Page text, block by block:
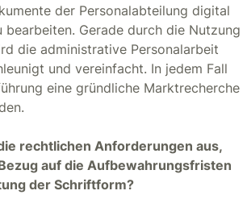
der Personalabteilung digital
bearbeiten. Gerade durch die Nutzung
die administrative Personalarbeit
und vereinfacht. In jedem Fall
eine gründliche Marktrecherche
rechtlichen Anforderungen aus,
auf die Aufbewahrungsfristen
der Schriftform?